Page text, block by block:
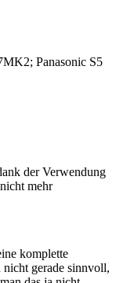
Panasonic S5
der Verwendung
mehr
komplette
gerade sinnvoll,